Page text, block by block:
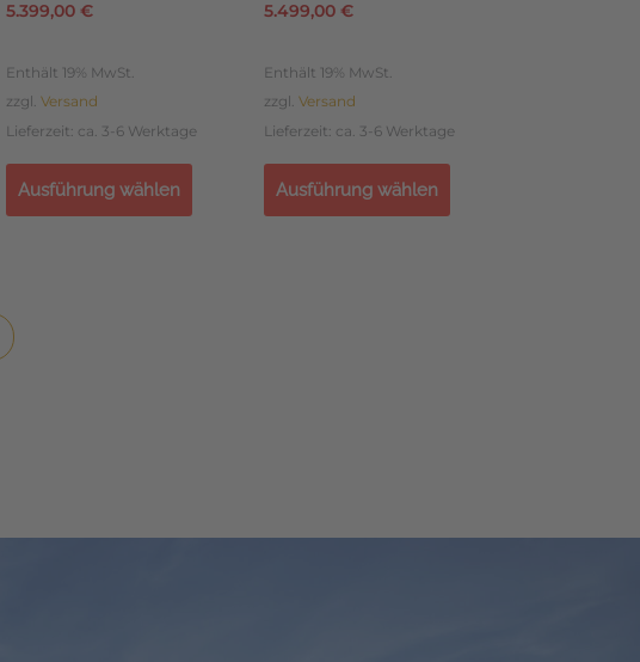
5.399,00€
Enthält 19% MwSt.
zzgl.Versand
Lieferzeit: ca. 3-6 Werktage
Ausführung wählen
5.499,00€
Enthält 19% MwSt.
zzgl.Versand
Lieferzeit: ca. 3-6 Werktage
Ausführung wählen